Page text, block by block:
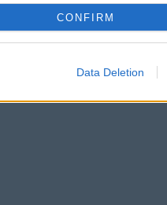
CONFIRM
Data Deletion